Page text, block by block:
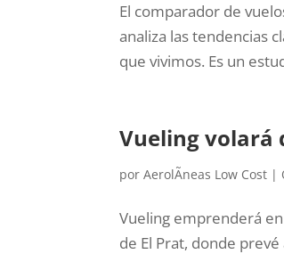
El comparador de
analiza las tendencias
que vivimos. Es un
Vueling volará
porAerolÃ­neas Low Cost |
Vueling emprenderá
de El Prat, donde